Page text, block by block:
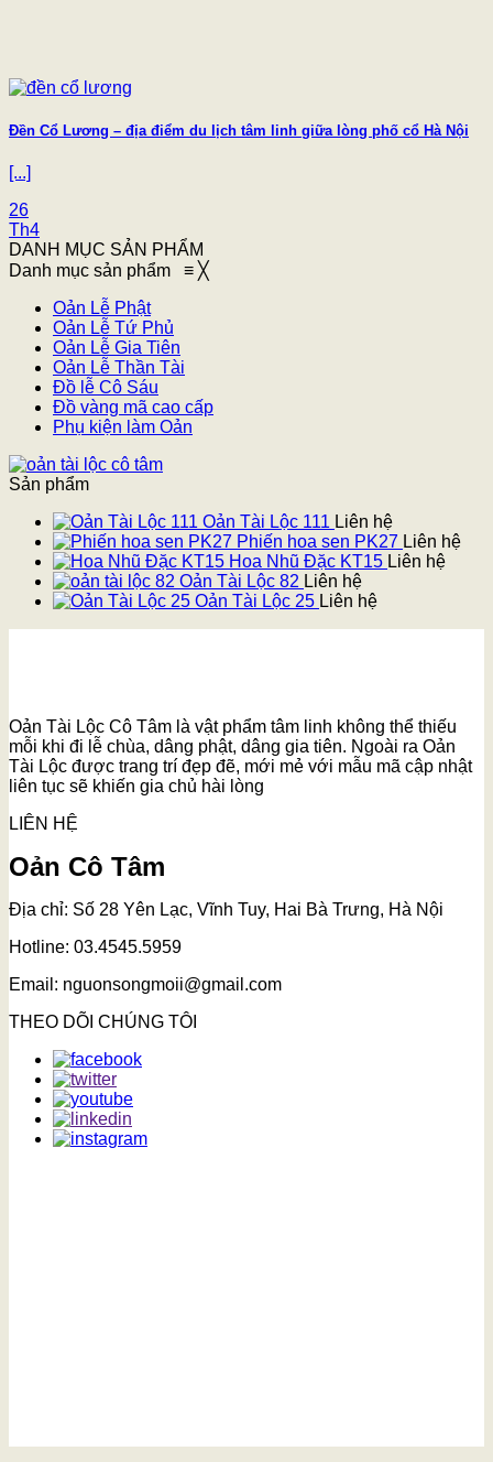
Đền Cổ Lương – địa điểm du lịch tâm linh giữa lòng phố cổ Hà Nội
[...]
26
Th4
DANH MỤC SẢN PHẨM
Danh mục sản phẩm ≡ ╳
Oản Lễ Phật
Oản Lễ Tứ Phủ
Oản Lễ Gia Tiên
Oản Lễ Thần Tài
Đồ lễ Cô Sáu
Đồ vàng mã cao cấp
Phụ kiện làm Oản
Sản phẩm
Oản Tài Lộc 111 Liên hệ
Phiến hoa sen PK27 Liên hệ
Hoa Nhũ Đặc KT15 Liên hệ
Oản Tài Lộc 82 Liên hệ
Oản Tài Lộc 25 Liên hệ
Oản Tài Lộc Cô Tâm là vật phẩm tâm linh không thể thiếu
mỗi khi đi lễ chùa, dâng phật, dâng gia tiên. Ngoài ra Oản
Tài Lộc được trang trí đẹp đẽ, mới mẻ với mẫu mã cập nhật
liên tục sẽ khiến gia chủ hài lòng
LIÊN HỆ
Oản Cô Tâm
Địa chỉ: Số 28 Yên Lạc, Vĩnh Tuy, Hai Bà Trưng, Hà Nội
Hotline: 03.4545.5959
Email: nguonsongmoii@gmail.com
THEO DÕI CHÚNG TÔI